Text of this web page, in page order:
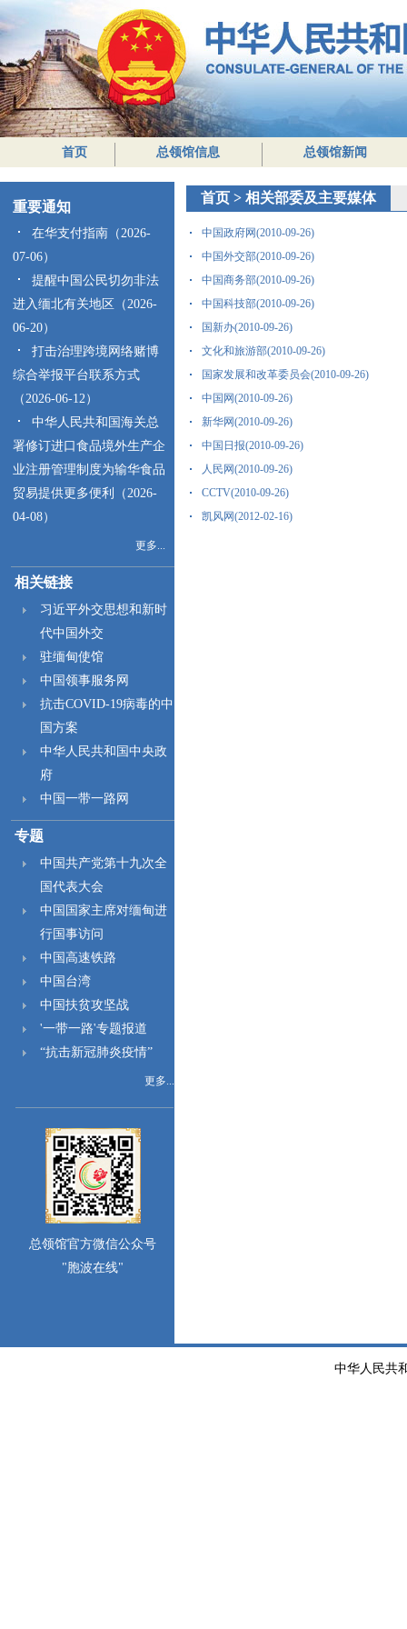
首页 总领馆信息 总领馆新闻
重要通知
在华支付指南（2026-
07-06）
提醒中国公民切勿非法
进入缅北有关地区（2026-
06-20）
打击治理跨境网络赌博
综合举报平台联系方式
（2026-06-12）
中华人民共和国海关总
署修订进口食品境外生产企
业注册管理制度为输华食品
贸易提供更多便利（2026-
04-08）
更多...
相关链接
习近平外交思想和新时
代中国外交
驻缅甸使馆
中国领事服务网
抗击COVID-19病毒的中
国方案
中华人民共和国中央政
府
中国一带一路网
专题
中国共产党第十九次全
国代表大会
中国国家主席对缅甸进
行国事访问
中国高速铁路
中国台湾
中国扶贫攻坚战
'一带一路'专题报道
“抗击新冠肺炎疫情”
更多...
总领馆官方微信公众号
"胞波在线"
首页 > 相关部委及主要媒体
中国政府网(2010-09-26)
中国外交部(2010-09-26)
中国商务部(2010-09-26)
中国科技部(2010-09-26)
国新办(2010-09-26)
文化和旅游部(2010-09-26)
国家发展和改革委员会(2010-09-26)
中国网(2010-09-26)
新华网(2010-09-26)
中国日报(2010-09-26)
人民网(2010-09-26)
CCTV(2010-09-26)
凯风网(2012-02-16)
中华人民共